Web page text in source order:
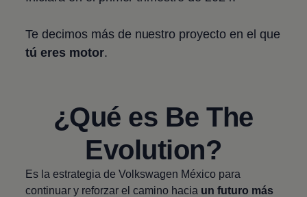
Te decimos más de nuestro proyecto en el que
tú eres motor.
¿Qué es Be The
Evolution?
Es la estrategia de Volkswagen México para
continuar y reforzar el camino hacia un futuro más